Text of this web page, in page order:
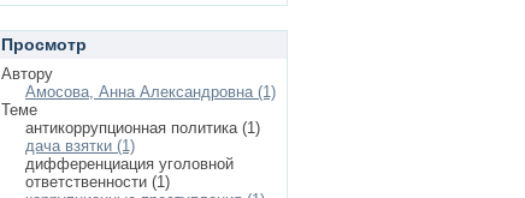
Просмотр
Автору
Амосова, Анна Александровна (1)
Теме
антикоррупционная политика (1)
дача взятки (1)
дифференциация уголовной
ответственности (1)